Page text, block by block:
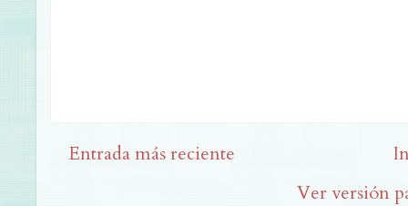
Entrada más reciente
Ver versión